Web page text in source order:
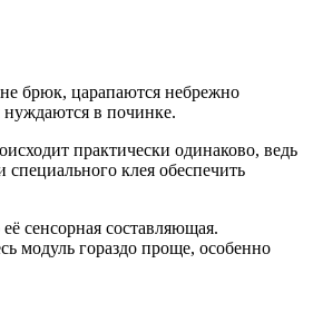
брюк, царапаются небрежно
в починке.
практически одинаково, ведь
клея обеспечить
сенсорная составляющая.
модуль гораздо проще, особенно